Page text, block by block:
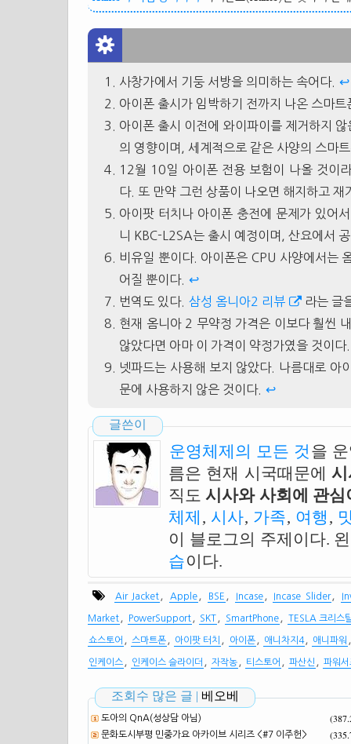
사창가에서 기둥 서방을 의미하는 속어다. ↩
아이폰 출시가 임박하기 전까지 나온 스마
아이폰 출시 이전에 와이파이를 제거하지
의 영향이며, 세계적으로 같은 사양의 스마
12월 10일 아이폰 전용 보험이 나올 것이
다. 또 만약 그런 상품이 나오면 해지하고
아이팟 터치나 아이폰 충전에 문제가 있어
니 KBC-L2SA는 출시 예정이며, 산요에서
비유일 뿐이다. 아이폰은 CPU 사양에서는
어질 뿐이다. ↩
번역도 있다. 삼성 옴니아2 리뷰
라는 글
현재 옴니아 2 무약정 가격은 이보다 훨씬
않았다면 아마 이 가격이 약정가였을 것이
넷파드는 사용해 보지 않았다. 나름대로 아
문에 사용하지 않은 것이다. ↩
글쓴이
운영체제의 모든 것 을
름은 현재 시국때문에
직도 시사와 사회에 관
체제 , 시사, 가족, 여행 ,
이 블로그의 주제이다.
습이다.
Air Jacket Apple BSE Incase Incase Slider
Market PowerSupport SKT SmartPhone TESLA 크리스
쇼스토어 스마트폰 아이팟 터치 아이폰 애니차지4, 애니파워
인케이스 인케이스 슬라이더 자작농 티스토어 파산신 파워서
조회수 많은 글 | 베오베
도아의 QnA(성상담 아님)
문화도시부평 민중가요 아카이브 시리즈 <#7 이주헌>